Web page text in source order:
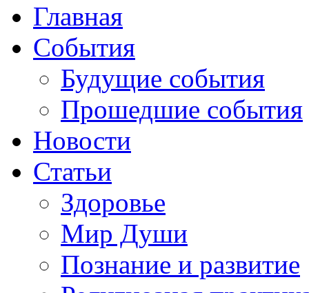
Главная
События
Будущие события
Прошедшие события
Новости
Статьи
Здоровье
Мир Души
Познание и развитие